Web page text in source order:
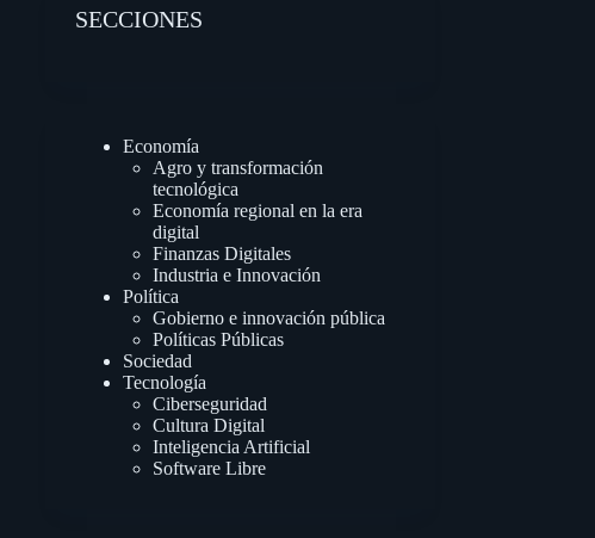
SECCIONES
Economía
Agro y transformación
tecnológica
Economía regional en la era
digital
Finanzas Digitales
Industria e Innovación
Política
Gobierno e innovación pública
Políticas Públicas
Sociedad
Tecnología
Ciberseguridad
Cultura Digital
Inteligencia Artificial
Software Libre